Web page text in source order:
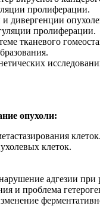
пролиферации.
дивергенции
пролиферации.
тканевого
опухоли:
клеток.
клеток.
адгезии при
и проблема